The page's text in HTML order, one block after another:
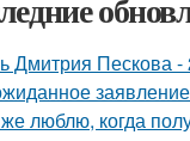
Дмитрия Пескова -
люблю, когда